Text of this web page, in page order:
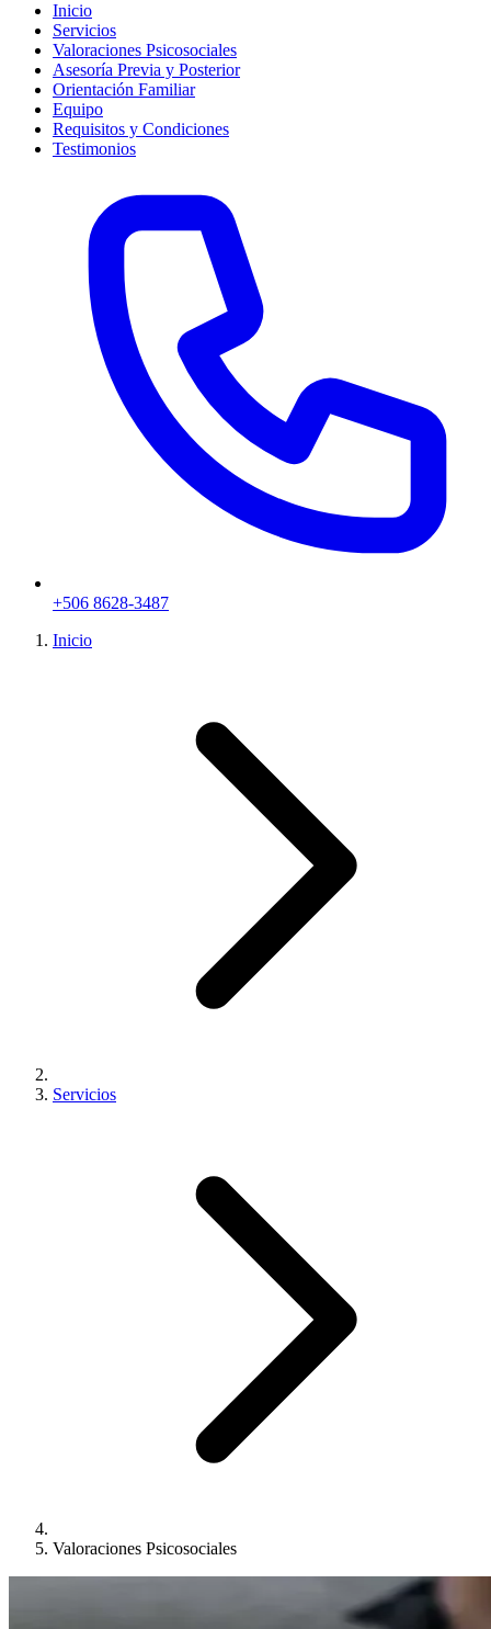
Inicio
Servicios
Valoraciones Psicosociales
Asesoría Previa y Posterior
Orientación Familiar
Equipo
Requisitos y Condiciones
Testimonios
+506 8628-3487
Inicio
Servicios
Valoraciones Psicosociales